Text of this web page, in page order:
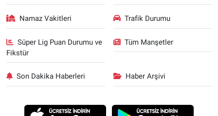
Namaz Vakitleri Trafik Durumu
Süper Lig Puan Durumu ve
Fikstür
Tüm Manşetler
Son Dakika Haberleri Haber Arşivi